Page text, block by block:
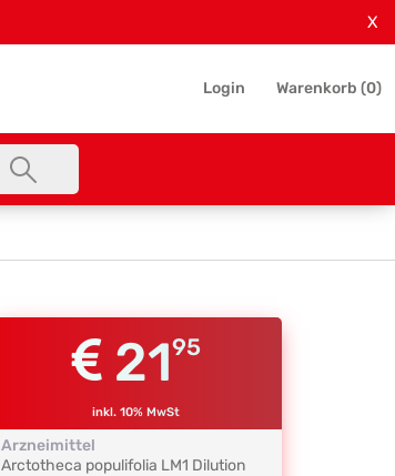
X
Login Warenkorb (0)
2195
inkl. 10% MwSt
Arzneimittel
Arctotheca populifolia LM1 Dilution